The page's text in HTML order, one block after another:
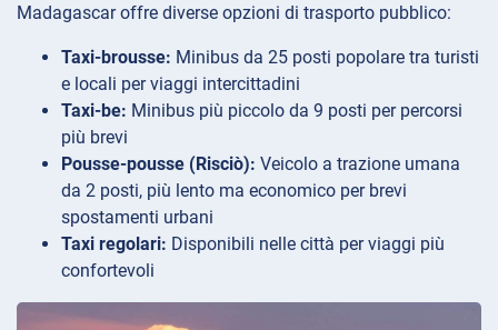
Madagascar offre diverse opzioni di trasporto pubblico:
Taxi-brousse: Minibus da 25 posti popolare tra turisti
e locali per viaggi intercittadini
Taxi-be: Minibus più piccolo da 9 posti per percorsi
più brevi
Pousse-pousse (Risciò): Veicolo a trazione umana
da 2 posti, più lento ma economico per brevi
spostamenti urbani
Taxi regolari: Disponibili nelle città per viaggi più
confortevoli